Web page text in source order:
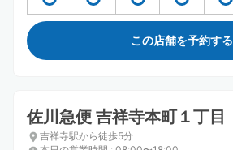
この店舗を予約する
佐川急便 吉祥寺本町１丁目
吉祥寺駅から徒歩5分